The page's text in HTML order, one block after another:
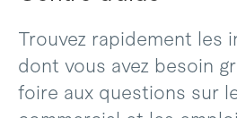
Trouvez rapidement les
dont vous avez besoin
foire aux questions sur